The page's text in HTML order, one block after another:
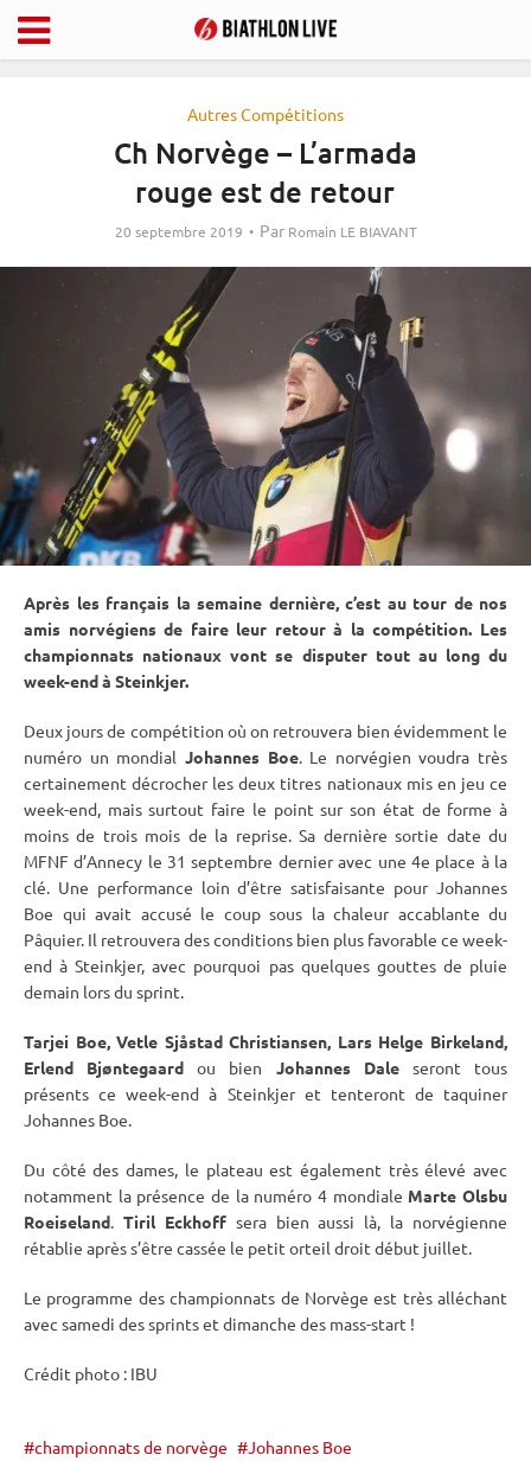
Autres Compétitions
Ch Norvège – L’armada
rouge est de retour
20 septembre 2019 Par Romain LE BIAVANT
Après les français la semaine dernière, c’est au tour de nos
amis norvégiens de faire leur retour à la compétition. Les
championnats nationaux vont se disputer tout au long du
week-end à Steinkjer.
Deux jours de compétition où on retrouvera bien évidemment le
numéro un mondial Johannes Boe. Le norvégien voudra très
certainement décrocher les deux titres nationaux mis en jeu ce
week-end, mais surtout faire le point sur son état de forme à
moins de trois mois de la reprise. Sa dernière sortie date du
MFNF d’Annecy le 31 septembre dernier avec une 4e place à la
clé. Une performance loin d’être satisfaisante pour Johannes
Boe qui avait accusé le coup sous la chaleur accablante du
Pâquier. Il retrouvera des conditions bien plus favorable ce week-
end à Steinkjer, avec pourquoi pas quelques gouttes de pluie
demain lors du sprint.
Tarjei Boe, Vetle Sjåstad Christiansen, Lars Helge Birkeland,
Erlend Bjøntegaard ou bien Johannes Daleseront tous
présents ce week-end à Steinkjer et tenteront de taquiner
Johannes Boe.
Du côté des dames, le plateau est également très élevé avec
notamment la présence de la numéro 4 mondiale Marte Olsbu
Roeiseland. Tiril Eckhoffsera bien aussi là, la norvégienne
rétablie après s’être cassée le petit orteil droit début juillet.
Le programme des championnats de Norvège est très alléchant
avec samedi des sprints et dimanche des mass-start !
Crédit photo : IBU
championnats de norvège Johannes Boe